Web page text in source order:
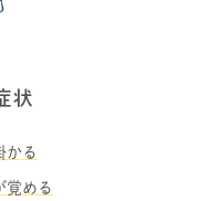
状
かる
覚める